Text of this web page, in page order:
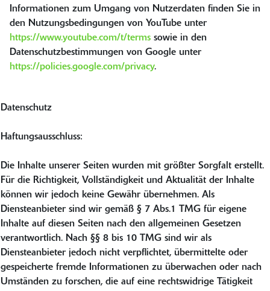
Informationen zum Umgang von Nutzerdaten finden Sie in
den Nutzungsbedingungen von YouTube unter
https://www.youtube.com/t/terms sowie in den
Datenschutzbestimmungen von Google unter
https://policies.google.com/privacy.
Datenschutz
Haftungsausschluss:
Die Inhalte unserer Seiten wurden mit größter Sorgfalt erstellt.
Für die Richtigkeit, Vollständigkeit und Aktualität der Inhalte
können wir jedoch keine Gewähr übernehmen. Als
Diensteanbieter sind wir gemäß § 7 Abs.1 TMG für eigene
Inhalte auf diesen Seiten nach den allgemeinen Gesetzen
verantwortlich. Nach §§ 8 bis 10 TMG sind wir als
Diensteanbieter jedoch nicht verpflichtet, übermittelte oder
gespeicherte fremde Informationen zu überwachen oder nach
Umständen zu forschen, die auf eine rechtswidrige Tätigkeit